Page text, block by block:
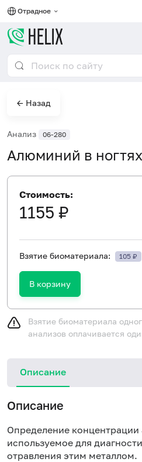
Отрадное
← Назад
Анализ 06-280
Алюминий в
Стоимость:
1155 ₽
Взятие биоматериала: 105 ₽
В корзину
Взятие биоматериала
анализов оплачивается
Описание
Описание
Определение концентрации
используемое для
отравления этим металлом.